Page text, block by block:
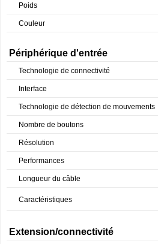
Poids
Couleur
Périphérique d'entrée
Technologie de connectivité
Interface
Technologie de détection de mouvements
Nombre de boutons
Résolution
Performances
Longueur du câble
Caractéristiques
Extension/connectivité